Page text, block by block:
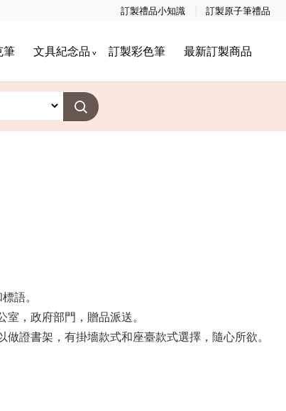
訂製禮品小知識 訂製原子筆禮品
筆 文具紀念品 訂製彩色筆 最新訂製商品
語。
，政府部門，贈品派送。
證書架，有掛墻款式和座臺款式選擇，隨心所欲。